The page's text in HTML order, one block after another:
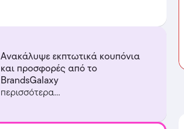
Ανακάλυψε εκπτωτικά κουπόνια
και προσφορές από το
BrandsGalaxy
περισσότερα...